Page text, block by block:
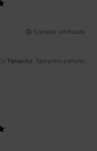
Compra verificada
/5 Tamanho: Tamanho perfeito